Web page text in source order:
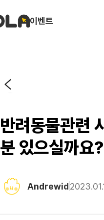
이벤트
반려동물관련
분 있으실까요?
Andrewid